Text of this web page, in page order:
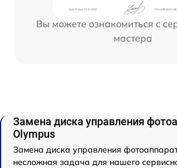
Вы можете ознакомиться с
мастера
Замена диска управления
Olympus
Замена диска управления
несложная задача для нашего